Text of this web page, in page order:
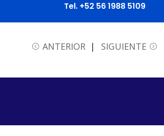
Tel. +52 56 1988 5109
ANTERIOR SIGUIENTE